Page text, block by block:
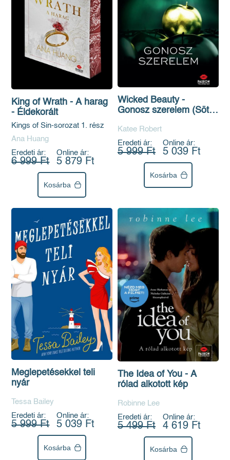
King of Wrath - A harag
- Éldekorált
Kings of Sin-sorozat 1. rész
Ana Huang
Eredeti ár:
6 999 Ft
Online ár:
5 879 Ft
Kosárba
Wicked Beauty -
Gonosz szerelem (Sötét
Katee Robert
Eredeti ár:
5 999 Ft
Online ár:
5 039 Ft
Kosárba
Meglepetésekkel teli
nyár
Tessa Bailey
Eredeti ár:
5 999 Ft
Online ár:
5 039 Ft
Kosárba
The Idea of You - A
rólad alkotott kép
Robinne Lee
Eredeti ár:
5 499 Ft
Online ár:
4 619 Ft
Kosárba